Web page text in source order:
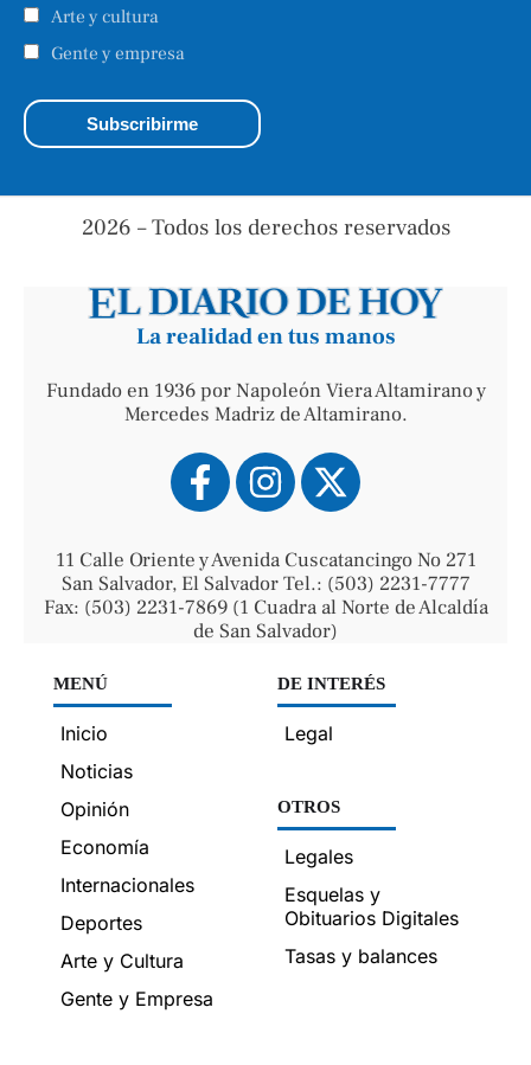
Arte y cultura
Gente y empresa
2026 – Todos los derechos reservados
La realidad en tus manos
Fundado en 1936 por Napoleón Viera Altamirano y
Mercedes Madriz de Altamirano.
11 Calle Oriente y Avenida Cuscatancingo No 271
San Salvador, El Salvador Tel.: (503) 2231-7777
Fax: (503) 2231-7869 (1 Cuadra al Norte de Alcaldía
de San Salvador)
MENÚ
Inicio
Noticias
Opinión
Economía
Internacionales
Deportes
Arte y Cultura
Gente y Empresa
DE INTERÉS
Legal
OTROS
Legales
Esquelas y
Obituarios Digitales
Tasas y balances